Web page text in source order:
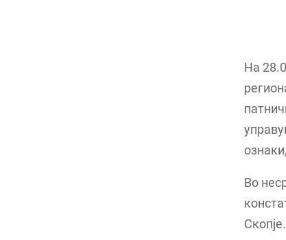
На
Во